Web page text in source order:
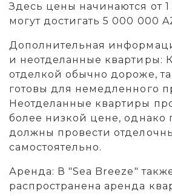
Здесь цены начинаются от
могут достигать 5 000 000
Дополнительная
и неотделанные квартиры:
отделкой обычно дороже,
готовы для немедленного
Неотделанные квартиры
более низкой цене, однако
должны провести
самостоятельно.
Аренда: В "Sea Breeze"
распространена аренда